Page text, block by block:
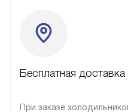
Бесплатная доставка
При заказе